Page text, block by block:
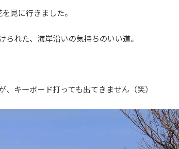
見に行きました。
られた、海岸沿いの気持ちのいい道。
キーボード打っても出てきません（笑）